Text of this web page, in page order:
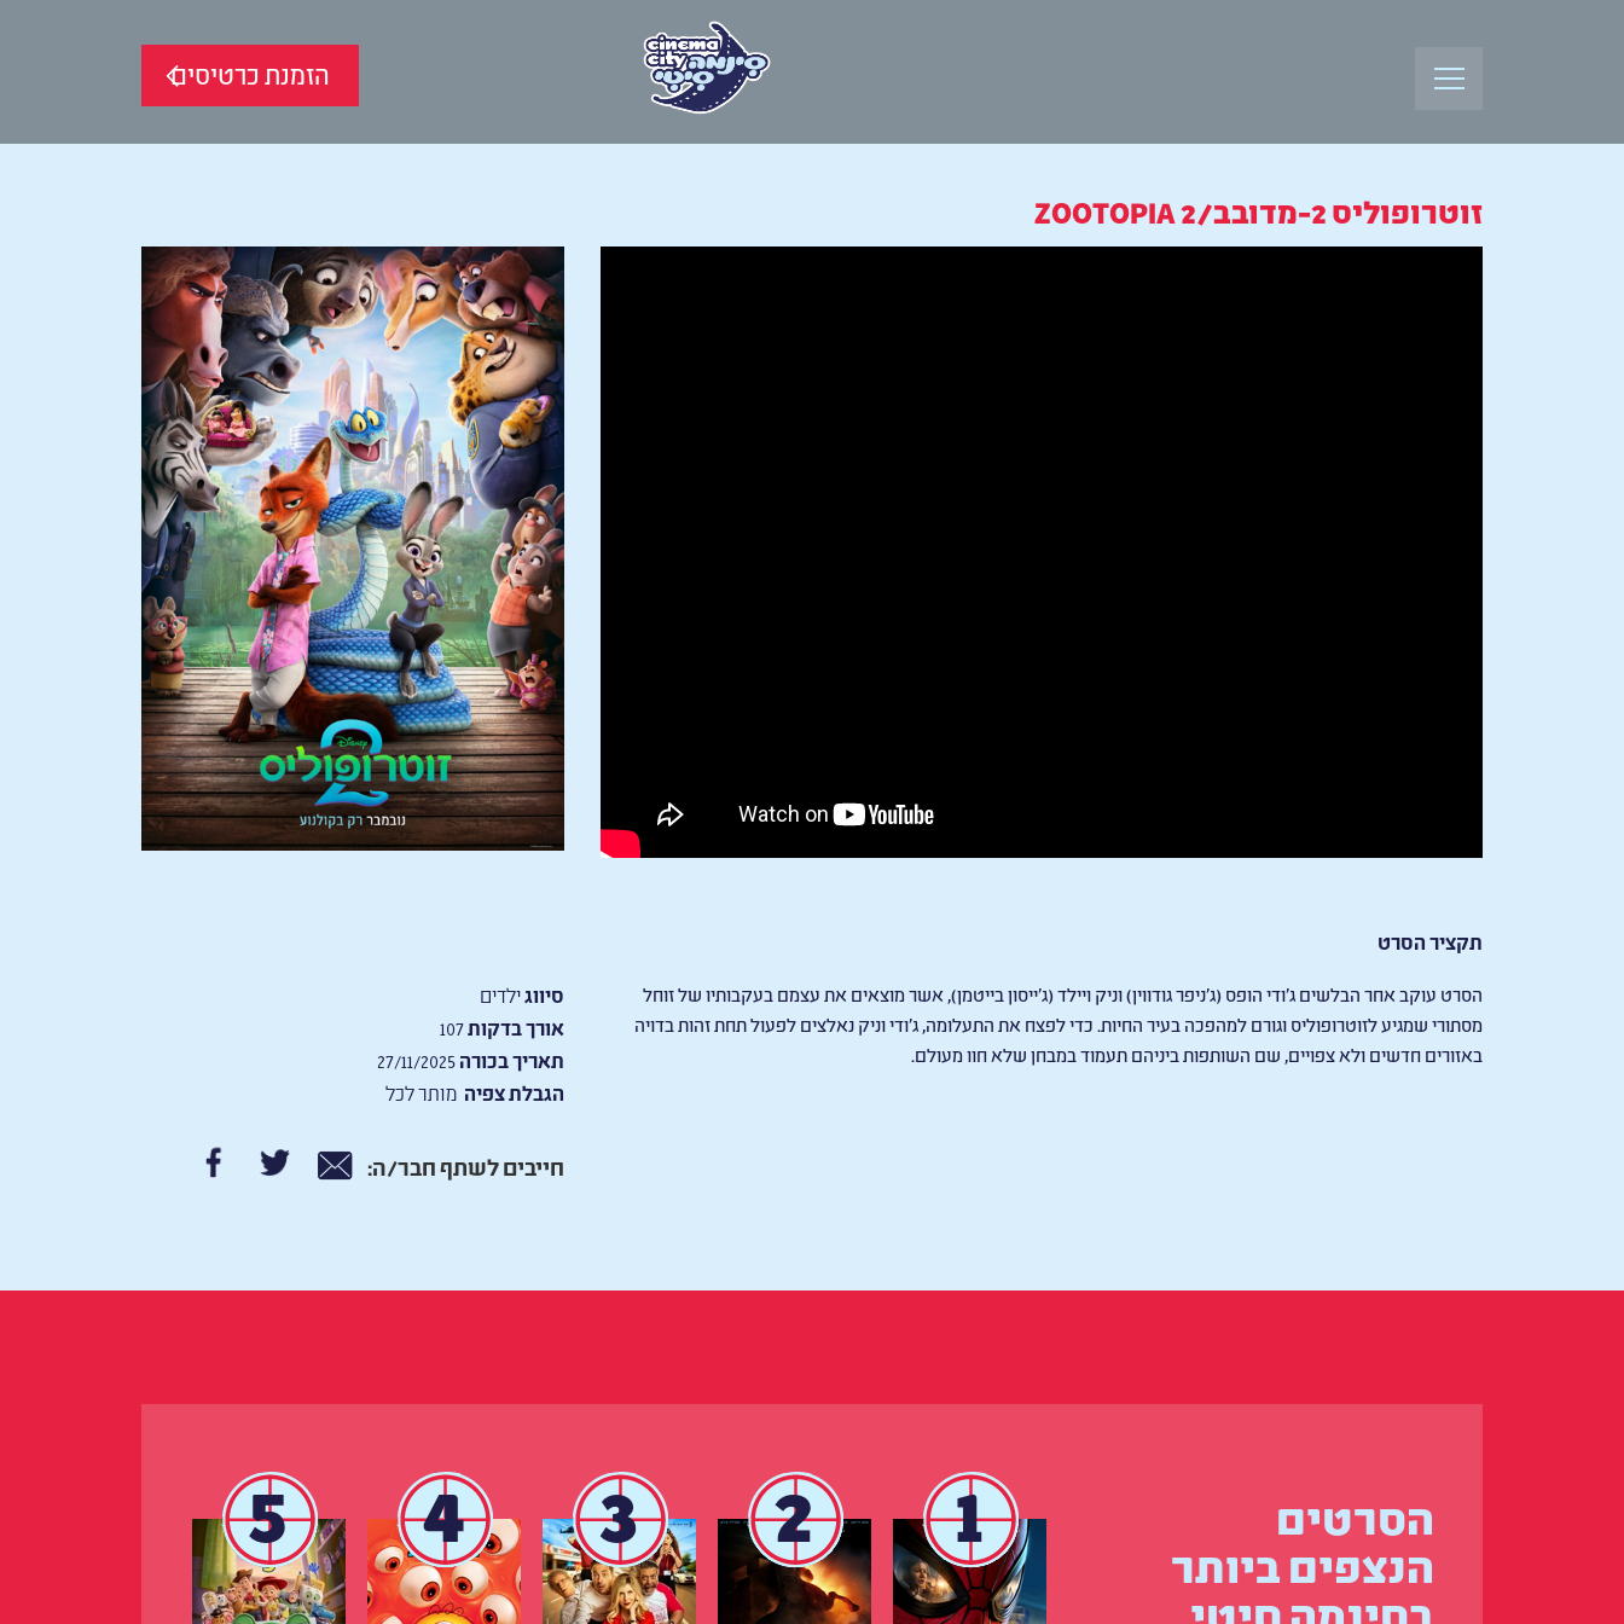
הזמנת כרטיסים
זוטרופוליס 2-מדובב/ZOOTOPIA 2
תקציר הסרט
הסרט עוקב אחר הבלשים ג’ודי הופס (ג’ניפר גודווין) וניק ויילד (ג’ייסון בייטמן), אשר מוצאים את עצמם בעקבותיו של זוחל
מסתורי שמגיע לזוטרופוליס וגורם למהפכה בעיר החיות. כדי לפצח את התעלומה, ג’ודי וניק נאלצים לפעול תחת זהות בדויה
באזורים חדשים ולא צפויים, שם השותפות ביניהם תעמוד במבחן שלא חוו מעולם.
סיווגילדים
אורך בדקות
תאריך בכורה
הגבלת צפיה מותר לכל
חייבים לשתף חבר/ה:
הסרטים
הנצפים ביותר
בסינמה סיטי
1
2
3
4
5